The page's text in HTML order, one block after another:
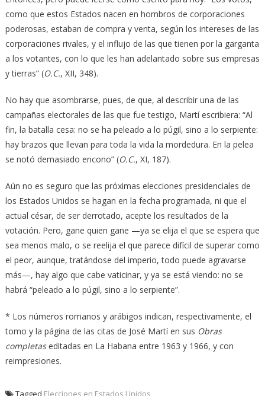
como que estos Estados nacen en hombros de corporaciones
poderosas, estaban de compra y venta, según los intereses de las
corporaciones rivales, y el influjo de las que tienen por la garganta
a los votantes, con lo que les han adelantado sobre sus empresas
y tierras” (O.C., XII, 348).
No hay que asombrarse, pues, de que, al describir una de las
campañas electorales de las que fue testigo, Martí escribiera: “Al
fin, la batalla cesa: no se ha peleado a lo púgil, sino a lo serpiente:
hay brazos que llevan para toda la vida la mordedura. En la pelea
se notó demasiado encono” (O.C., XI, 187).
Aún no es seguro que las próximas elecciones presidenciales de
los Estados Unidos se hagan en la fecha programada, ni que el
actual césar, de ser derrotado, acepte los resultados de la
votación. Pero, gane quien gane —ya se elija el que se espera que
sea menos malo, o se reelija el que parece difícil de superar como
el peor, aunque, tratándose del imperio, todo puede agravarse
más—, hay algo que cabe vaticinar, y ya se está viendo: no se
habrá “peleado a lo púgil, sino a lo serpiente”.
* Los números romanos y arábigos indican, respectivamente, el
tomo y la página de las citas de José Martí en sus Obras
completaseditadas en La Habana entre 1963 y 1966, y con
reimpresiones.
Tagged Elecciones en Estados Unidos